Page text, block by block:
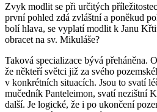
Zvyk modlit se při určitých
první pohled zdá zvláštní a poněkud
bolí hlava, se vyplatí modlit k Janu
obracet na sv. Mikuláše?
Taková specializace bývá přeháněna.
že někteří světci již za svého
v konkrétních situacích. Jsou to svatí
mučedník Panteleimon, svatí nezištní
další. Je logické, že i po ukončení